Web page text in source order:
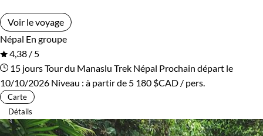
Voir le voyage
Népal En groupe
4,38 / 5
15 joursTour du Manaslu Trek Népal Prochain départ le
10/10/2026 Niveau : à partir de 5 180 $CAD / pers.
Carte
Détails